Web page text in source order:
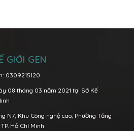
GIỚI GEN
0309215120
08 tháng 03 năm 2021 tại Sở Kế
N7, Khu Công nghệ cao, Phường Tăng
Hồ Chí Minh